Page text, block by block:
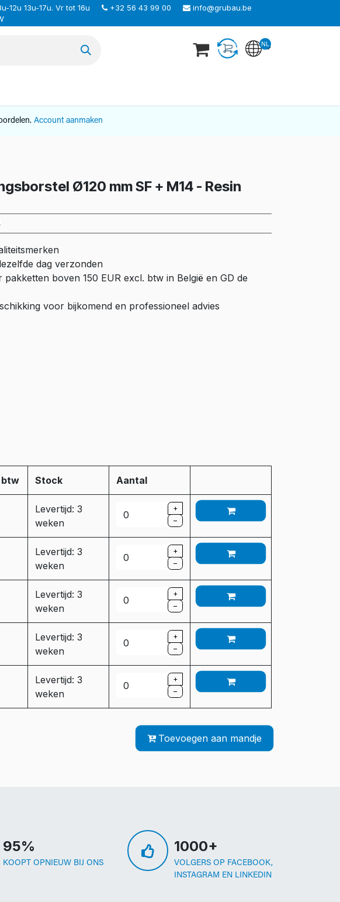
12u 13u-17u. Vr tot 16u +32 56 43 99 00
info@grubau.be
NL
Account aanmaken
Ø120 mm SF + M14 - Resin
dag verzonden
boven 150 EUR excl. btw in België en GD de
voor bijkomend en professioneel advies
btw Stock Aantal
Levertijd: 3
weken
+
–
Levertijd: 3
weken
+
–
Levertijd: 3
weken
+
–
Levertijd: 3
weken
+
–
Levertijd: 3
weken
+
–
Toevoegen aan mandje
95%
KOOPT OPNIEUW BIJ ONS
1000+
VOLGERS OP FACEBOOK,
INSTAGRAM EN LINKEDIN